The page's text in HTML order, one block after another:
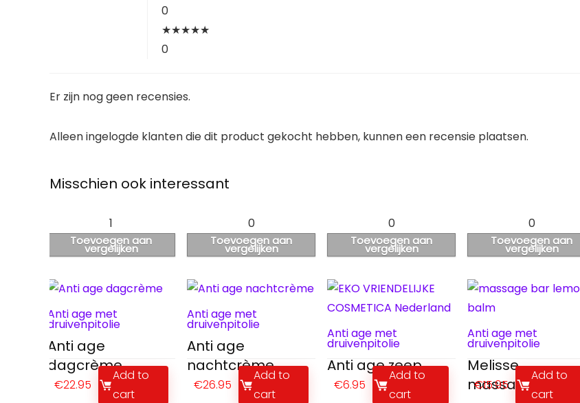
0
★★★★★
0
Er zijn nog geen recensies.
Alleen ingelogde klanten die dit product gekocht hebben, kunnen een recensie plaatsen.
Misschien ook interessant
1
Toevoegen aan
vergelijken
Anti age met
druivenpitolie
Anti age
dagcrème
€22.95
Add to
cart
0
Toevoegen aan
vergelijken
Anti age met
druivenpitolie
Anti age
nachtcrème
€26.95
Add to
cart
0
Toevoegen aan
vergelijken
Anti age met
druivenpitolie
Anti age zeep
€6.95
Add to
cart
0
Toevoegen aan
vergelijken
Anti age met
druivenpitolie
Melisse
massageblok
€15.95
Add to
cart